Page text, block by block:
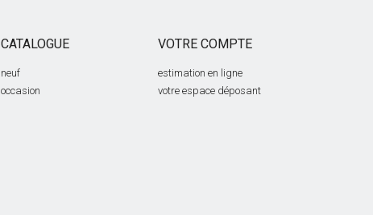
CATALOGUE
neuf
occasion
VOTRE COMPTE
estimation en ligne
votre espace déposant